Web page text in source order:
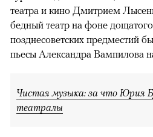
театра и кино Дмитрием
бедный театр на фоне
позднесоветских предместий
пьесы Александра Вампилова
Чистая музыка: за что Юрия
театралы